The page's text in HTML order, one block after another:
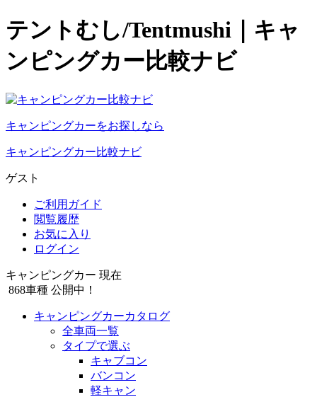
テントむし/Tentmushi｜キャ
ンピングカー比較ナビ
キャンピングカーをお探しなら
キャンピングカー比較ナビ
ゲスト
ご利用ガイド
閲覧履歴
お気に入り
ログイン
キャンピングカー 現在
868車種 公開中！
キャンピングカーカタログ
全車両一覧
タイプで選ぶ
キャブコン
バンコン
軽キャン